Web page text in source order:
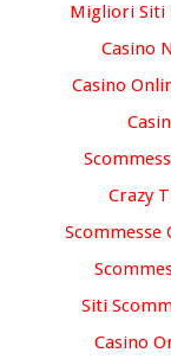
Migliori Siti
Casino
Casino
Crazy
Scommesse
Siti
Casino